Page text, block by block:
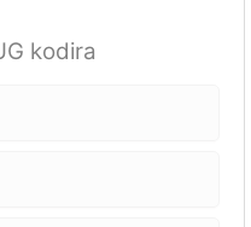
kodira